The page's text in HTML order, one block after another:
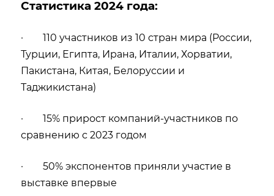
Статистика 2024 года:
· 110 участников из 10 стран мира (России,
Турции, Египта, Ирана, Италии, Хорватии,
Пакистана, Китая, Белоруссии и
Таджикистана)
· 15% прирост компаний-участников по
сравнению с 2023 годом
· 50% экспонентов приняли участие в
выставке впервые